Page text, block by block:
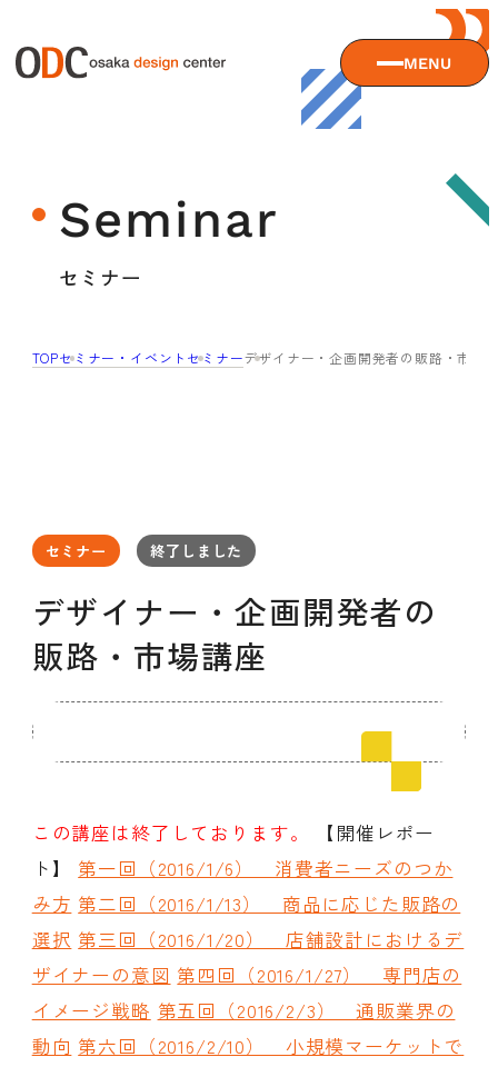
MENU
大阪デザインセンターとは
沿革
サービス
ODCデザイン相談デスク
企業研修
ODCビジネスマッチング
イベント
デザインコラム
よくある質問
メンバーシップ
メンバーシップについて
メンバーシップ一覧
メルマガ登録
デザイン団体・機関一覧
ソーシャルメディアポリシー
Seminar
セミナー
TOPセミナー・イベント セミナーデザイナー・企画開発者の販路・市場
セミナー 終了しました
デザイナー・企画開発者の
販路・市場講座
この講座は終了しております。
【開催レポー
ト】 第一回（2016/1/6） 消費者ニーズのつか
み方 第二回（2016/1/13） 商品に応じた販路の
選択 第三回（2016/1/20） 店舗設計におけるデ
ザイナーの意図 第四回（2016/1/27） 専門店の
イメージ戦略 第五回（2016/2/3） 通販業界の
動向 第六回（2016/2/10） 小規模マーケットで